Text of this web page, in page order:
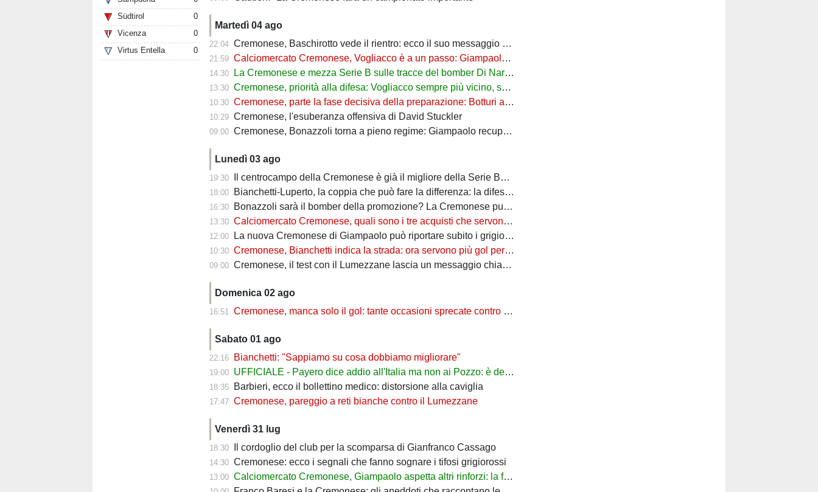
Südtirol
0
Vicenza
0
Virtus Entella
0
Martedì 04 ago
22:04 Cremonese, Baschirotto vede il rientro: ecco il suo messaggio social
21:59 Calciomercato Cremonese, Vogliacco è a un passo: Giampaolo aspetta il rinforzo per la fascia destra
14:30 La Cremonese e mezza Serie B sulle tracce del bomber Di Nardo
13:30 Cremonese, priorità alla difesa: Vogliacco sempre più vicino, spunta il nome di Giorgini
10:30 Cremonese, parte la fase decisiva della preparazione: Botturi accelera sul mercato, ma senza fretta
10:29 Cremonese, l'esuberanza offensiva di David Stuckler
09:00 Cremonese, Bonazzoli torna a pieno regime: Giampaolo recupera il suo bomber, resta l'emergenza in infermeria
Lunedì 03 ago
19:30 Il centrocampo della Cremonese è già il migliore della Serie B? Giampaolo può sorridere
18:00 Bianchetti-Luperto, la coppia che può fare la differenza: la difesa della Cremonese è già una garanzia?
16:30 Bonazzoli sarà il bomber della promozione? La Cremonese punta su di lui per tornare in Serie A
13:30 Calciomercato Cremonese, quali sono i tre acquisti che servono per completare la rosa?
12:00 La nuova Cremonese di Giampaolo può riportare subito i grigiorossi in Serie A? Ecco perché i segnali sono incoraggianti
10:30 Cremonese, Bianchetti indica la strada: ora servono più gol per completare la crescita
09:00 Cremonese, il test con il Lumezzane lascia un messaggio chiaro: il mercato dovrà intervenire sulla fascia destra
Domenica 02 ago
16:51 Cremonese, manca solo il gol: tante occasioni sprecate contro il Lumezzane, ma i segnali restano positivi
Sabato 01 ago
22:16 Bianchetti: "Sappiamo su cosa dobbiamo migliorare"
19:00 UFFICIALE - Payero dice addio all'Italia ma non ai Pozzo: è del Watford
18:35 Barbieri, ecco il bollettino medico: distorsione alla caviglia
17:47 Cremonese, pareggio a reti bianche contro il Lumezzane
Venerdì 31 lug
18:30 Il cordoglio del club per la scomparsa di Gianfranco Cassago
14:30 Cremonese: ecco i segnali che fanno sognare i tifosi grigiorossi
13:00 Calciomercato Cremonese, Giampaolo aspetta altri rinforzi: la fascia destra resta la priorità